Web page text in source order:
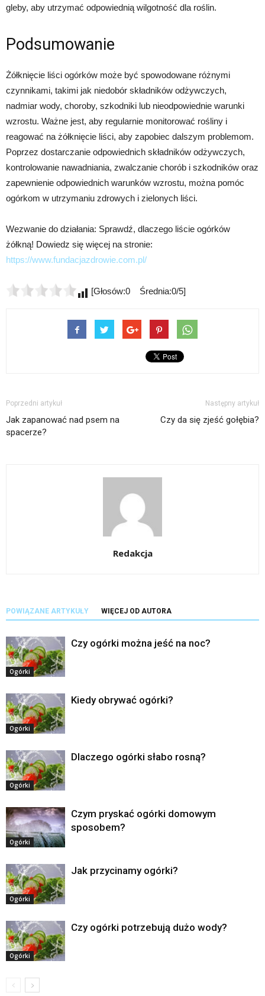
gleby, aby utrzymać odpowiednią wilgotność dla roślin.
Podsumowanie
Żółknięcie liści ogórków może być spowodowane różnymi
czynnikami, takimi jak niedobór składników odżywczych,
nadmiar wody, choroby, szkodniki lub nieodpowiednie warunki
wzrostu. Ważne jest, aby regularnie monitorować rośliny i
reagować na żółknięcie liści, aby zapobiec dalszym problemom.
Poprzez dostarczanie odpowiednich składników odżywczych,
kontrolowanie nawadniania, zwalczanie chorób i szkodników oraz
zapewnienie odpowiednich warunków wzrostu, można pomóc
ogórkom w utrzymaniu zdrowych i zielonych liści.
Wezwanie do działania: Sprawdź, dlaczego liście ogórków
żółkną! Dowiedz się więcej na stronie:
https://www.fundacjazdrowie.com.pl/
[Głosów:0 Średnia:0/5]
Poprzedni artykuł
Jak zapanować nad psem na
spacerze?
Następny artykuł
Czy da się zjeść gołębia?
Redakcja
POWIĄZANE ARTYKUŁY WIĘCEJ OD AUTORA
Ogórki
Czy ogórki można jeść na noc?
Ogórki
Kiedy obrywać ogórki?
Ogórki
Dlaczego ogórki słabo rosną?
Ogórki
Czym pryskać ogórki domowym
sposobem?
Ogórki
Jak przycinamy ogórki?
Ogórki
Czy ogórki potrzebują dużo wody?